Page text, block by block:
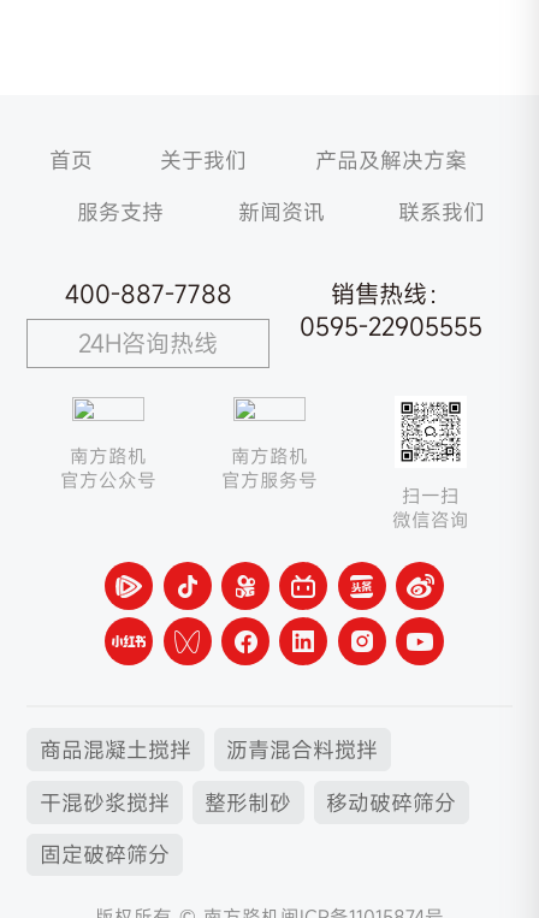
首页 关于我们
产品及解决方案
服务支持
新闻资讯 联系我们
400-887-7788
24H咨询热线
销售热线：
0595-22905555
南方路机
官方公众号
南方路机
官方服务号
扫一扫
微信咨询
商品混凝土搅拌
沥青混合料搅拌
干混砂浆搅拌
整形制砂
移动破碎筛分
固定破碎筛分